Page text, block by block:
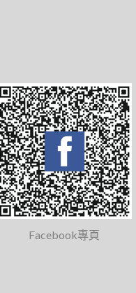
Facebook專頁